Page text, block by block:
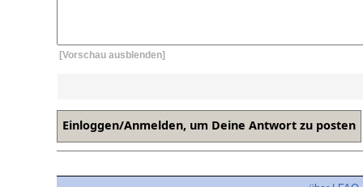
[Vorschau ausblenden]